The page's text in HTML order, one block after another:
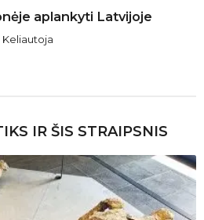
aplankyti Latvijoje
Keliautoja
IR ŠIS STRAIPSNIS